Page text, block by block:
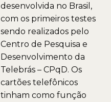
desenvolvida no Brasil,
com os primeiros testes
sendo realizados pelo
Centro de Pesquisa e
Desenvolvimento da
Telebrás – CPqD. Os
cartões telefônicos
tinham como função